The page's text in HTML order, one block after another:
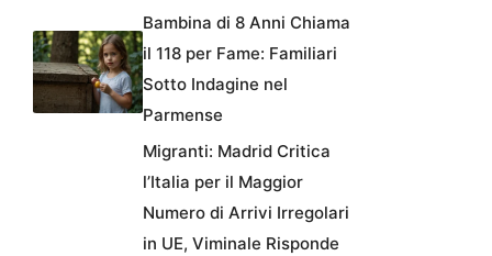
Bambina di 8 Anni Chiama
il 118 per Fame: Familiari
Sotto Indagine nel
Parmense
Migranti: Madrid Critica
l’Italia per il Maggior
Numero di Arrivi Irregolari
in UE, Viminale Risponde